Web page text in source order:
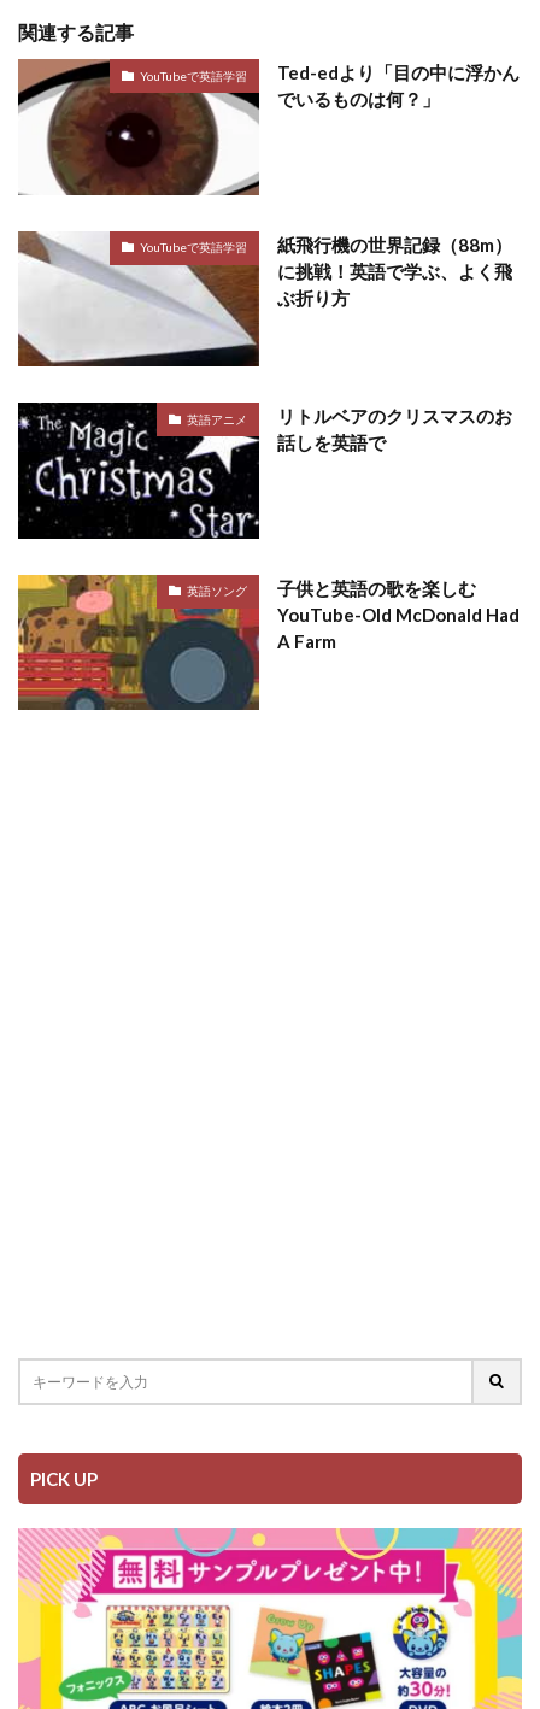
関連する記事
YouTubeで英語学習
Ted-edより「目の中に浮かん
でいるものは何？」
YouTubeで英語学習
紙飛行機の世界記録（88m）
に挑戦！英語で学ぶ、よく飛
ぶ折り方
英語アニメ
リトルベアのクリスマスのお
話しを英語で
英語ソング
子供と英語の歌を楽しむ
YouTube-Old McDonald Had
A Farm
PICK UP